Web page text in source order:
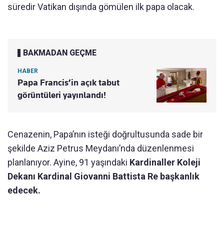
süredir Vatikan dışında gömülen ilk papa olacak.
BAKMADAN GEÇME
HABER
Papa Francis’in açık tabut
görüntüleri yayınlandı!
Cenazenin, Papa’nın isteği doğrultusunda sade bir
şekilde Aziz Petrus Meydanı’nda düzenlenmesi
planlanıyor. Ayine, 91 yaşındaki Kardinaller Koleji
Dekanı Kardinal Giovanni Battista Re başkanlık
edecek.